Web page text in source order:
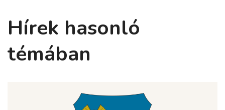
Hírek hasonló
témában